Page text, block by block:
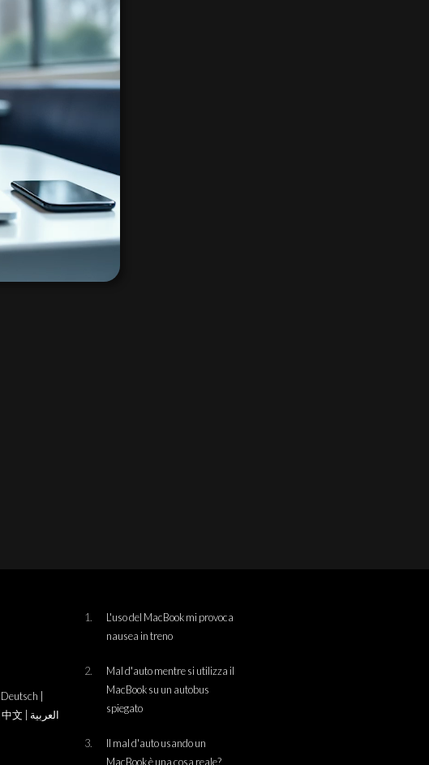
Deutsch
|中文 العربية
L'uso del MacBook mi provoca
nausea in treno
Mal d'auto mentre si utilizza il
MacBook su un autobus
spiegato
Il mal d'auto usando un
MacBook è una cosa reale?